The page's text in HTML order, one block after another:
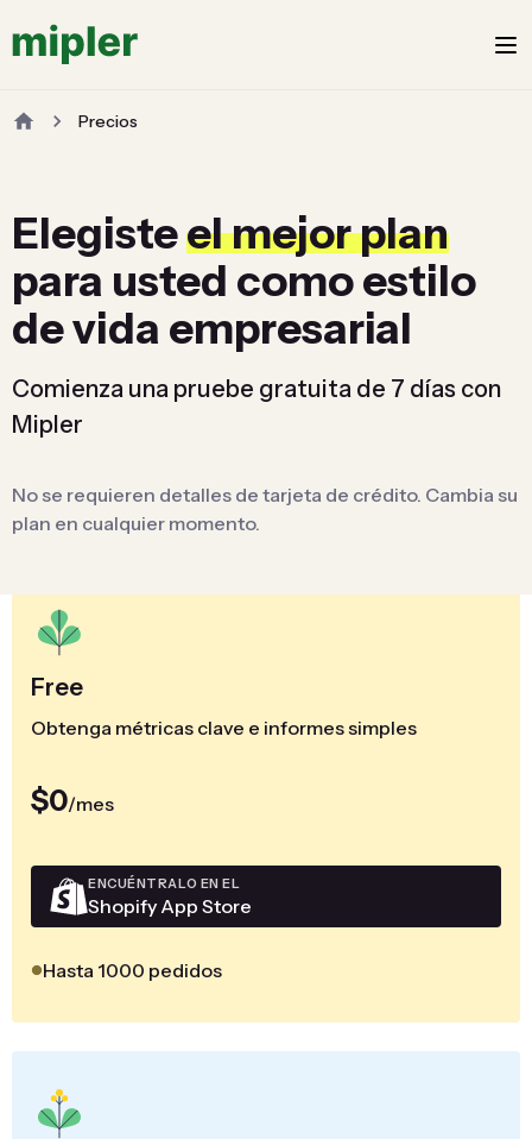
Precios
Elegisteel mejor plan
para usted como estilo
de vida empresarial
Comienza una pruebe gratuita de 7 días con
Mipler
No se requieren detalles de tarjeta de crédito. Cambia su
plan en cualquier momento.
Free
Obtenga métricas clave e informes simples
$0/mes
ENCUÉNTRALO EN EL
Shopify App Store
Hasta 1000 pedidos